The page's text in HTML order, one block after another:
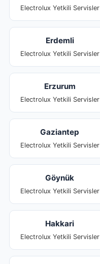
Electrolux Yetkili Servisler
Erdemli
Electrolux Yetkili Servisler
Erzurum
Electrolux Yetkili Servisler
Gaziantep
Electrolux Yetkili Servisler
Göynük
Electrolux Yetkili Servisler
Hakkari
Electrolux Yetkili Servisler